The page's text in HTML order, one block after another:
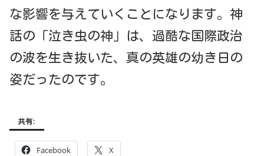
な影響を与えていくことになります。神
話の「泣き虫の神」は、過酷な国際政治
の波を生き抜いた、真の英雄の幼き日の
姿だったのです。
共有:
Facebook X